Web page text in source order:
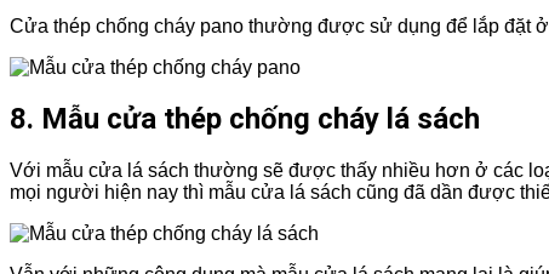
Cửa thép chống cháy pano thường được sử dụng để lắp đặt
8. Mẫu cửa thép chống cháy lá sách
Với mẫu cửa lá sách thường sẽ được thấy nhiều hơn ở các
mọi người hiện nay thì mẫu cửa lá sách cũng đã dần được